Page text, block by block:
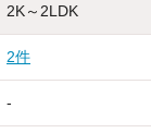
2K～2LDK
2件
-